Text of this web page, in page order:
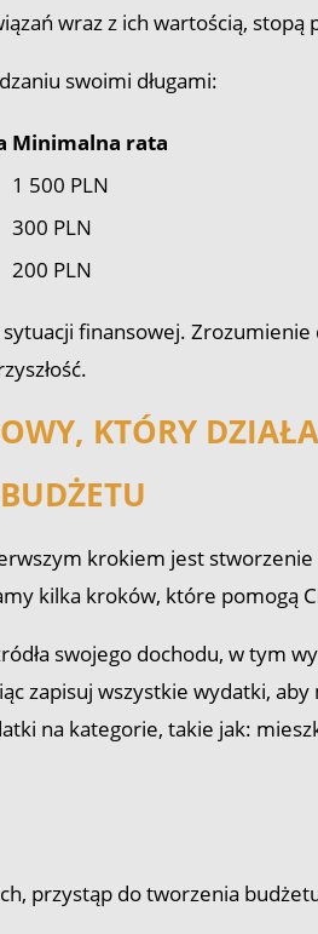
wraz z ich wartością,
swoimi długami:
Minimalna rata
1 500 PLN
300 PLN
200 PLN
finansowej.
KTÓRY DZIAŁA
krokiem jest
kilka kroków, które pomogą
swojego dochodu, w tym
zapisuj wszystkie wydatki,
na kategorie, takie jak:
przystąp do tworzenia